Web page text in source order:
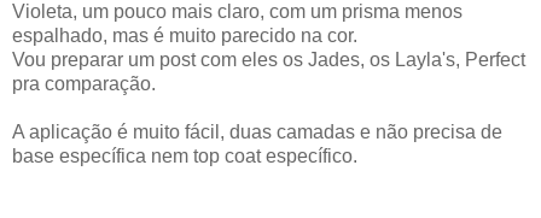
Violeta, um pouco mais claro, com um prisma menos
espalhado, mas é muito parecido na cor.
Vou preparar um post com eles os Jades, os Layla's, Perfect
pra comparação.
A aplicação é muito fácil, duas camadas e não precisa de
base específica nem top coat específico.